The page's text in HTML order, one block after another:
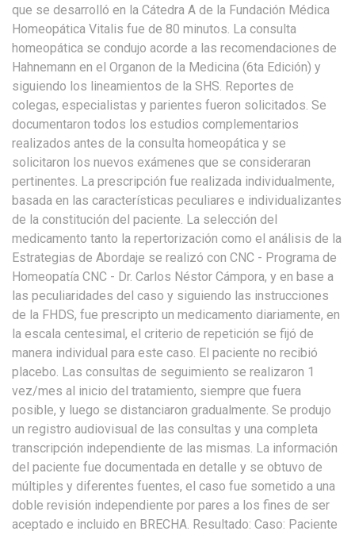
que se desarrolló en la Cátedra A de la Fundación Médica
Homeopática Vitalis fue de 80 minutos. La consulta
homeopática se condujo acorde a las recomendaciones de
Hahnemann en el Organon de la Medicina (6ta Edición) y
siguiendo los lineamientos de la SHS. Reportes de
colegas, especialistas y parientes fueron solicitados. Se
documentaron todos los estudios complementarios
realizados antes de la consulta homeopática y se
solicitaron los nuevos exámenes que se consideraran
pertinentes. La prescripción fue realizada individualmente,
basada en las características peculiares e individualizantes
de la constitución del paciente. La selección del
medicamento tanto la repertorización como el análisis de la
Estrategias de Abordaje se realizó con CNC - Programa de
Homeopatía CNC - Dr. Carlos Néstor Cámpora, y en base a
las peculiaridades del caso y siguiendo las instrucciones
de la FHDS, fue prescripto un medicamento diariamente, en
la escala centesimal, el criterio de repetición se fijó de
manera individual para este caso. El paciente no recibió
placebo. Las consultas de seguimiento se realizaron 1
vez/mes al inicio del tratamiento, siempre que fuera
posible, y luego se distanciaron gradualmente. Se produjo
un registro audiovisual de las consultas y una completa
transcripción independiente de las mismas. La información
del paciente fue documentada en detalle y se obtuvo de
múltiples y diferentes fuentes, el caso fue sometido a una
doble revisión independiente por pares a los fines de ser
aceptado e incluido en BRECHA. Resultado: Caso: Paciente